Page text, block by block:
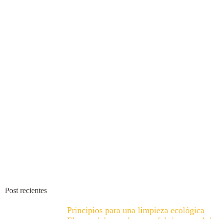
Post recientes
Principios para una limpieza ecológica